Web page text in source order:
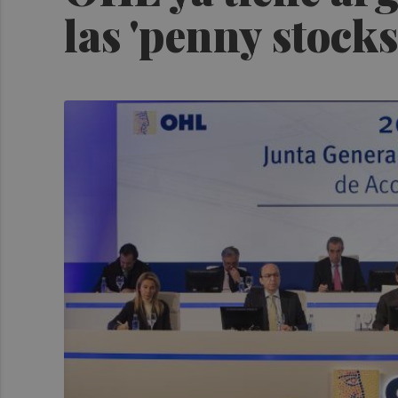
las 'penny